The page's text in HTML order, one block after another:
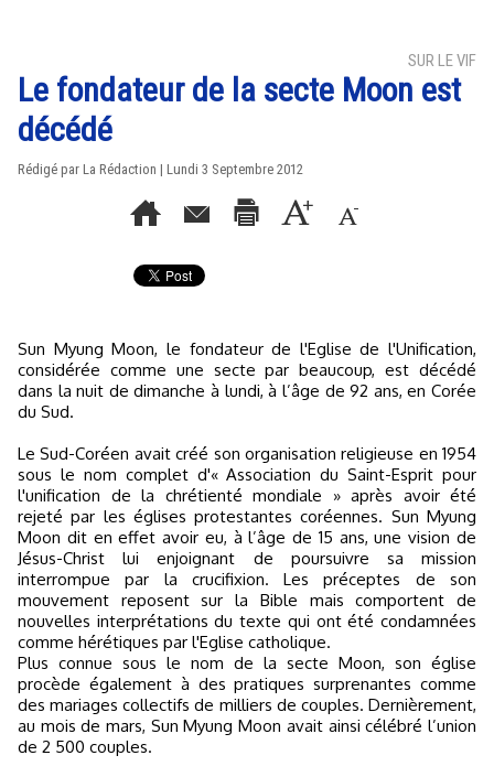
SUR LE VIF
Le fondateur de la secte Moon est
décédé
Rédigé par La Rédaction | Lundi 3 Septembre 2012
Sun Myung Moon, le fondateur de l'Eglise de l'Unification,
considérée comme une secte par beaucoup, est décédé
dans la nuit de dimanche à lundi, à l’âge de 92 ans, en Corée
du Sud.
Le Sud-Coréen avait créé son organisation religieuse en 1954
sous le nom complet d'« Association du Saint-Esprit pour
l'unification de la chrétienté mondiale » après avoir été
rejeté par les églises protestantes coréennes. Sun Myung
Moon dit en effet avoir eu, à l’âge de 15 ans, une vision de
Jésus-Christ lui enjoignant de poursuivre sa mission
interrompue par la crucifixion. Les préceptes de son
mouvement reposent sur la Bible mais comportent de
nouvelles interprétations du texte qui ont été condamnées
comme hérétiques par l'Eglise catholique.
Plus connue sous le nom de la secte Moon, son église
procède également à des pratiques surprenantes comme
des mariages collectifs de milliers de couples. Dernièrement,
au mois de mars, Sun Myung Moon avait ainsi célébré l’union
de 2 500 couples.